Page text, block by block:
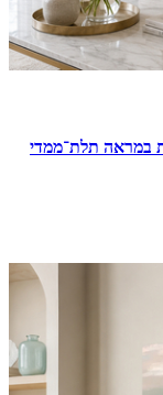
במראה תלת־ממדי